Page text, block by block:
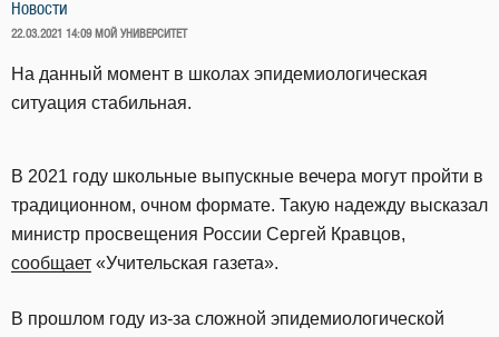
Новости
ОПУБЛИКОВАНО
22.03.2021 14:09 МОЙ УНИВЕРСИТЕТ
На данный момент в школах эпидемиологическая
ситуация стабильная.
В 2021 году школьные выпускные вечера могут пройти в
традиционном, очном формате. Такую надежду высказал
министр просвещения России Сергей Кравцов,
сообщает «Учительская газета».
В прошлом году из-за сложной эпидемиологической